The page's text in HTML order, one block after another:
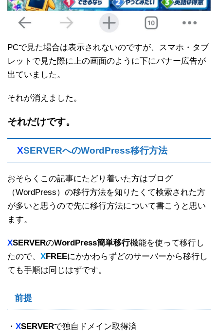
PCで見た場合は表示されないのですが、スマホ・タブ
レットで見た際に上の画面のように下にバナー広告が
出ていました。
それが消えました。
それだけです。
XSERVERへのWordPress移行方法
おそらくこの記事にたどり着いた方はブログ
（WordPress）の移行方法を知りたくて検索された方
が多いと思うので先に移行方法について書こうと思い
ます。
XSERVERのWordPress簡単移行機能を使って移行し
たので、 XFREEにかかわらずどのサーバーから移行し
ても手順は同じはずです。
前提
・ XSERVERで独自ドメイン取得済